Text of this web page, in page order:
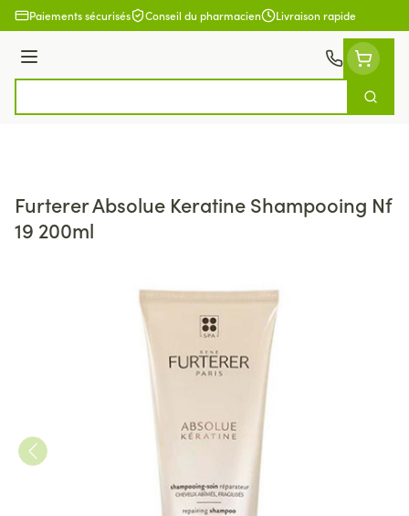
Aller au contenu
Paiements sécurisés Conseil du pharmacien Livraison rapide
Menu
Furterer Absolue Keratine Shampooing Nf
19 200ml